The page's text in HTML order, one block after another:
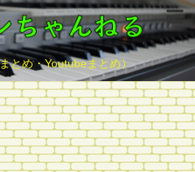
とめ・Youtubeまとめ）